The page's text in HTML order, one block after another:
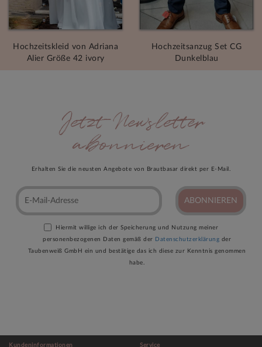
Hochzeitskleid von Adriana
Alier Größe 42 ivory
Hochzeitsanzug Set CG
Dunkelblau
Jetzt Newsletter
abonnieren
Erhalten Sie die neusten Angebote von Brautbasar direkt per E-Mail.
ABONNIEREN
Hiermit willige ich der Speicherung und Nutzung meiner
personenbezogenen Daten gemäß der Datenschutzerklärung der
Taubenweiß GmbH ein und bestätige das ich diese zur Kenntnis genommen
habe.
Kundeninformationen Service